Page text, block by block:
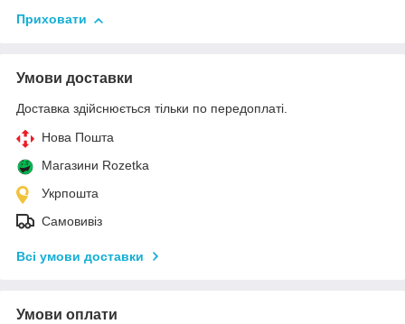
Приховати
Умови доставки
Доставка здійснюється тільки по передоплаті.
Нова Пошта
Магазини Rozetka
Укрпошта
Самовивіз
Всі умови доставки
Умови оплати